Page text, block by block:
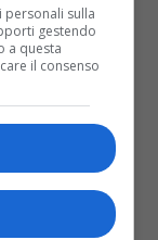
Borgosesia
sulla
gestendo
a questa
il consenso